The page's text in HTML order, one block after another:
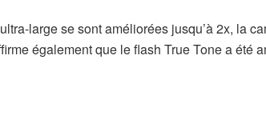
large se sont améliorées jusqu’à 2x, la
également que le flash True Tone a été